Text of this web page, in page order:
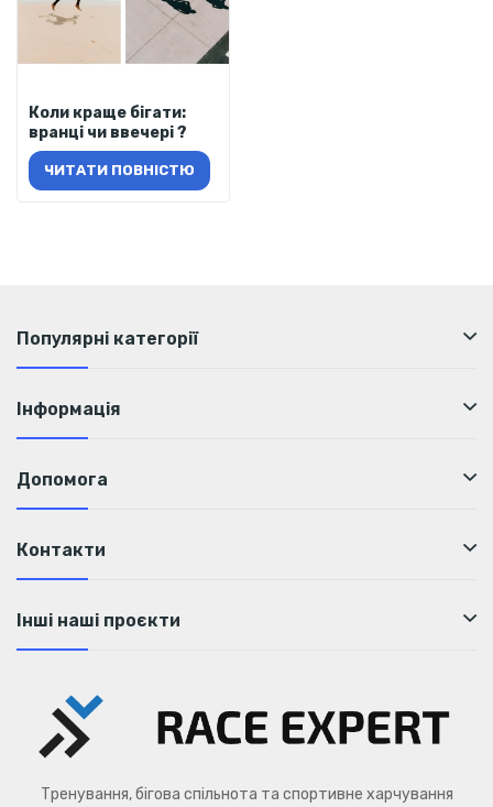
Коли краще бігати:
вранці чи ввечері ?
ЧИТАТИ ПОВНІСТЮ
Популярні категорії
Інформація
Допомога
Контакти
Інші наші проєкти
Тренування, бігова спільнота та спортивне харчування